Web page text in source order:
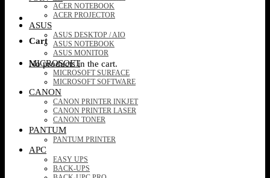
Cart
No products in the cart.
ACER NOTEBOOK
ACER PROJECTOR
ASUS
ASUS DESKTOP / AIO
ASUS NOTEBOOK
ASUS MONITOR
MICROSOFT
MICROSOFT SURFACE
MICROSOFT SOFTWARE
CANON
CANON PRINTER INKJET
CANON PRINTER LASER
CANON TONER
PANTUM
PANTUM PRINTER
APC
EASY UPS
BACK-UPS